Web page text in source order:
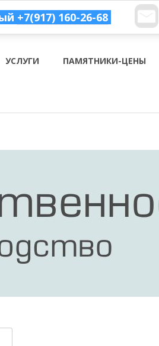
+7(917) 160-26-68
УСЛУГИ ПАМЯТНИКИ-ЦЕНЫ